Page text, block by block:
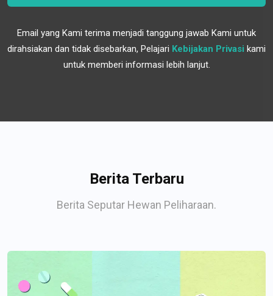
Email yang Kami terima menjadi tanggung jawab Kami untuk
dirahsiakan dan tidak disebarkan, Pelajari Kebijakan Privasi kami
untuk memberi informasi lebih lanjut.
Berita Terbaru
Berita Seputar Hewan Peliharaan.